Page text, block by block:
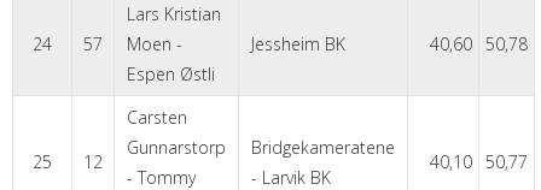
24 57
Lars Kristian
Moen -
Espen Østli
Jessheim BK 40,60 50,78
25 12
Carsten
Gunnarstorp
- Tommy
Bridgekameratene
- Larvik BK
40,10 50,77